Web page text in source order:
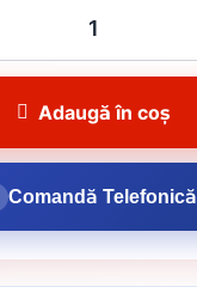
Adaugă în coș
Comandă Telefonică